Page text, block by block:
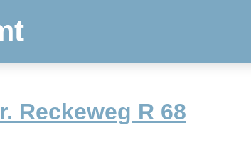
Reckeweg R 68